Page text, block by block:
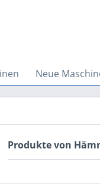
Neue
Produkte von